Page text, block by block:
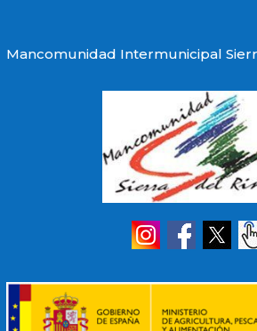
Mancomunidad Intermunicipal